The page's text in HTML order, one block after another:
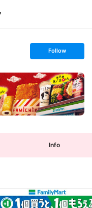
s
t
o
l
l
o
w
Follow
Info